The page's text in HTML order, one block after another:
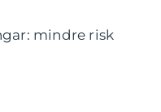
mindre risk